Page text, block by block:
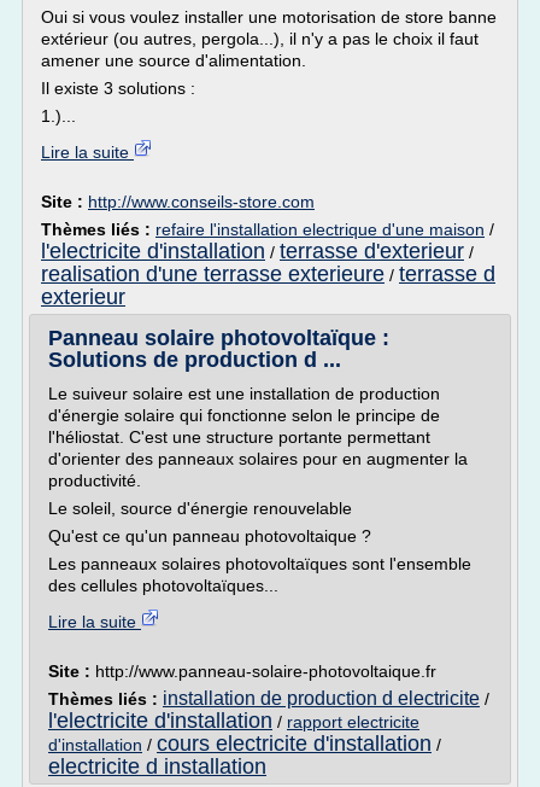
Oui si vous voulez installer une motorisation de store banne
extérieur (ou autres, pergola...), il n'y a pas le choix il faut
amener une source d'alimentation.
Il existe 3 solutions :
1.)...
Lire la suite
Site : http://www.conseils-store.com
Thèmes liés : refaire l'installation electrique d'une maison /
l'electricite d'installation / terrasse d'exterieur /
realisation d'une terrasse exterieure / terrasse d
exterieur
Panneau solaire photovoltaïque :
Solutions de production d ...
Le suiveur solaire est une installation de production
d'énergie solaire qui fonctionne selon le principe de
l'héliostat. C'est une structure portante permettant
d'orienter des panneaux solaires pour en augmenter la
productivité.
Le soleil, source d'énergie renouvelable
Qu'est ce qu'un panneau photovoltaique ?
Les panneaux solaires photovoltaïques sont l'ensemble
des cellules photovoltaïques...
Lire la suite
Site : http://www.panneau-solaire-photovoltaique.fr
Thèmes liés : installation de production d electricite /
l'electricite d'installation / rapport electricite
d'installation / cours electricite d'installation /
electricite d installation